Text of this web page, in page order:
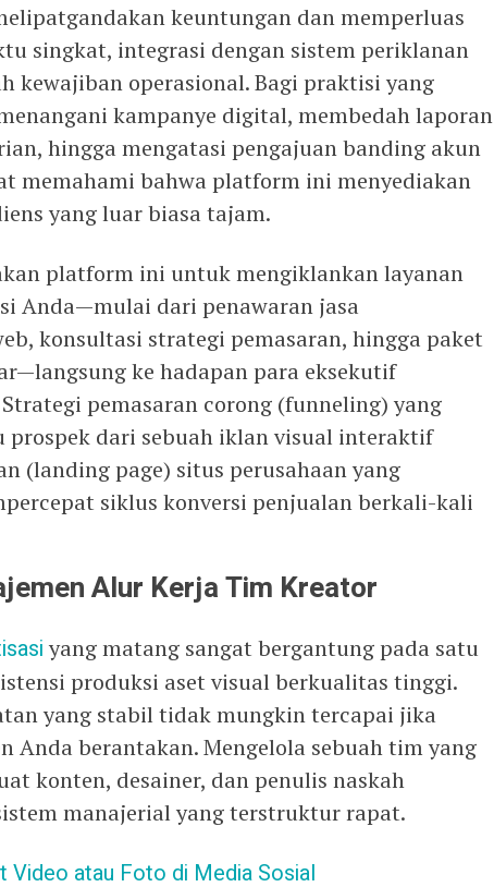
keuntungan dan memperluas
singkat, integrasi dengan sistem periklanan
kewajiban operasional. Bagi praktisi yang
kampanye digital, membedah laporan
hingga mengatasi pengajuan banding akun
memahami bahwa platform ini menyediakan
yang luar biasa tajam.
platform ini untuk mengiklankan layanan
Anda—mulai dari penawaran jasa
konsultasi strategi pemasaran, hingga paket
ke hadapan para eksekutif
pemasaran corong (funneling) yang
prospek dari sebuah iklan visual interaktif
(landing page) situs perusahaan yang
siklus konversi penjualan berkali-kali
Alur Kerja Tim Kreator
yang matang sangat bergantung pada satu
produksi aset visual berkualitas tinggi.
yang stabil tidak mungkin tercapai jika
Anda berantakan. Mengelola sebuah tim yang
konten, desainer, dan penulis naskah
manajerial yang terstruktur rapat.
Video atau Foto di Media Sosial